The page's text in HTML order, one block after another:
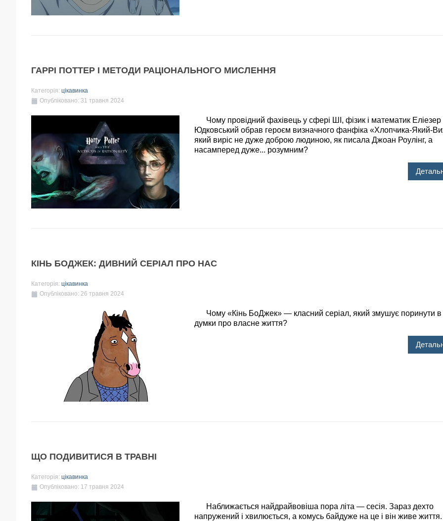
ГАРРІ ПОТТЕР І МЕТОДИ РАЦІОНАЛЬНОГО МИСЛЕННЯ
Категорія: цікавинка
Опубліковано: 31 травня 2024
Чому провідний фахівець у сфері ШІ, фізик і математик
Юдковський обрав героєм визначного фанфіка «Хлопчика-Який-
який виріс не дуже доброю людиною, як писала Джоан Роулінг, а
насамперед дуже... розумним?
КІНЬ БОДЖЕК: ДИВНИЙ СЕРІАЛ ПРО НАС
Категорія: цікавинка
Опубліковано: 26 травня 2024
Чому «Кінь БоДжек» — класний серіал, який змушує поринути в
думки про власне життя?
ЩО ПОДИВИТИСЯ В ТРАВНІ
Категорія: цікавинка
Опубліковано: 17 травня 2024
Наближається найдрайвовіша пора літа — сесія. Зараз дехто
напружений і хвилюється, а комусь байдуже на це і він живе